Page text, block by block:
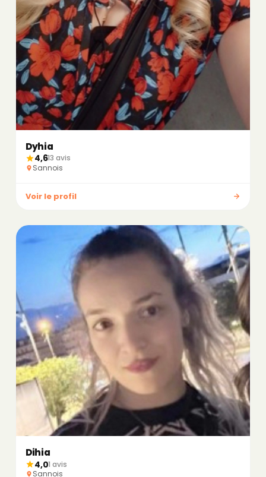
Dyhia
4,613 avis
Sannois
Voir le profil
Dihia
4,01 avis
Sannois